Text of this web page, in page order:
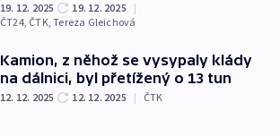
19. 12. 2025 19. 12. 2025
|
ČT24, ČTK,Tereza Gleichová
Kamion, z něhož se vysypaly klády
na dálnici, byl přetížený o 13 tun
12. 12. 2025 12. 12. 2025 | ČTK